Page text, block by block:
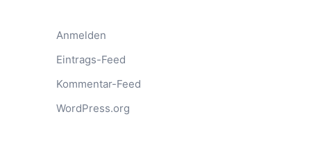
Anmelden
Eintrags-Feed
Kommentar-Feed
WordPress.org